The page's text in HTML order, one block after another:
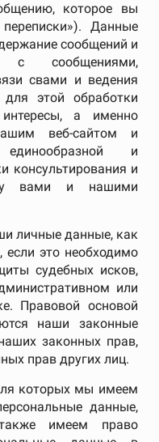
которое вы
Данные
сообщений и
с сообщениями,
свами и ведения
этой обработки
а именно
веб-сайтом и
и
консультирования и
вами и нашими
личные данные, как
если это необходимо
судебных исков,
или
Правовой основой
наши законные
законных прав,
прав других лиц.
которых мы имеем
данные,
имеем право